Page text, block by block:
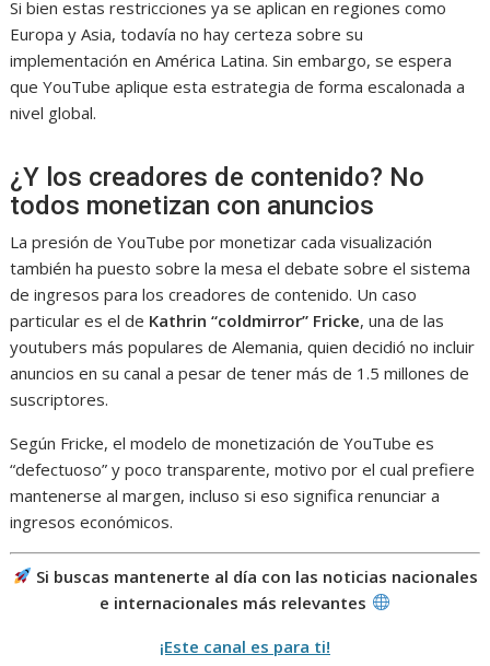
Si bien estas restricciones ya se aplican en regiones como
Europa y Asia, todavía no hay certeza sobre su
implementación en América Latina. Sin embargo, se espera
que YouTube aplique esta estrategia de forma escalonada a
nivel global.
¿Y los creadores de contenido? No
todos monetizan con anuncios
La presión de YouTube por monetizar cada visualización
también ha puesto sobre la mesa el debate sobre el sistema
de ingresos para los creadores de contenido. Un caso
particular es el de Kathrin “coldmirror” Fricke, una de las
youtubers más populares de Alemania, quien decidió no incluir
anuncios en su canal a pesar de tener más de 1.5 millones de
suscriptores.
Según Fricke, el modelo de monetización de YouTube es
“defectuoso” y poco transparente, motivo por el cual prefiere
mantenerse al margen, incluso si eso significa renunciar a
ingresos económicos.
Si buscas mantenerte al día con las noticias nacionales
e internacionales más relevantes
¡Este canal es para ti!